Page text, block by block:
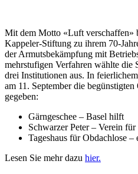
Mit dem Motto «Luft verschaffen»
Kappeler-Stiftung zu ihrem 70-
der Armutsbekämpfung mit
mehrstufigen Verfahren wählte die
drei Institutionen aus. In
am 11. September die
gegeben:
Gärngeschee – Basel hilft
Schwarzer Peter – Verein für
Tageshaus für Obdachlose
Lesen Sie mehr dazu hier.